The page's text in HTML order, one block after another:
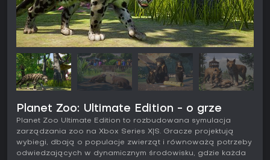
Planet Zoo: Ultimate Edition - o grze
Planet Zoo Ultimate Edition to rozbudowana symulacja
zarządzania zoo na Xbox Series X|S. Gracze projektują
wybiegi, dbają o populacje zwierząt i równoważą potrzeby
odwiedzających w dynamicznym środowisku, gdzie każda